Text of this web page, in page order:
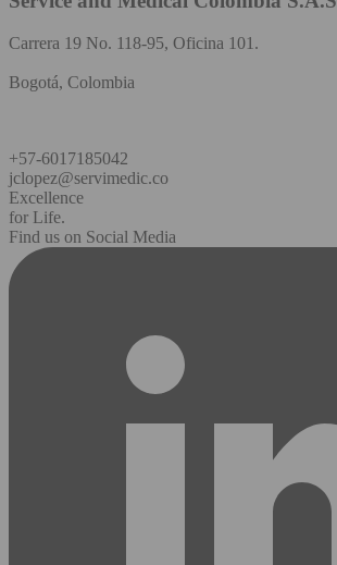
Carrera 19 No. 118-95, Oficina 101.
Bogotá, Colombia
+57-6017185042
jclopez@servimedic.co
Excellence
for Life.
Find us on Social Media